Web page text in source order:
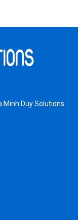
Minh Duy Solutions